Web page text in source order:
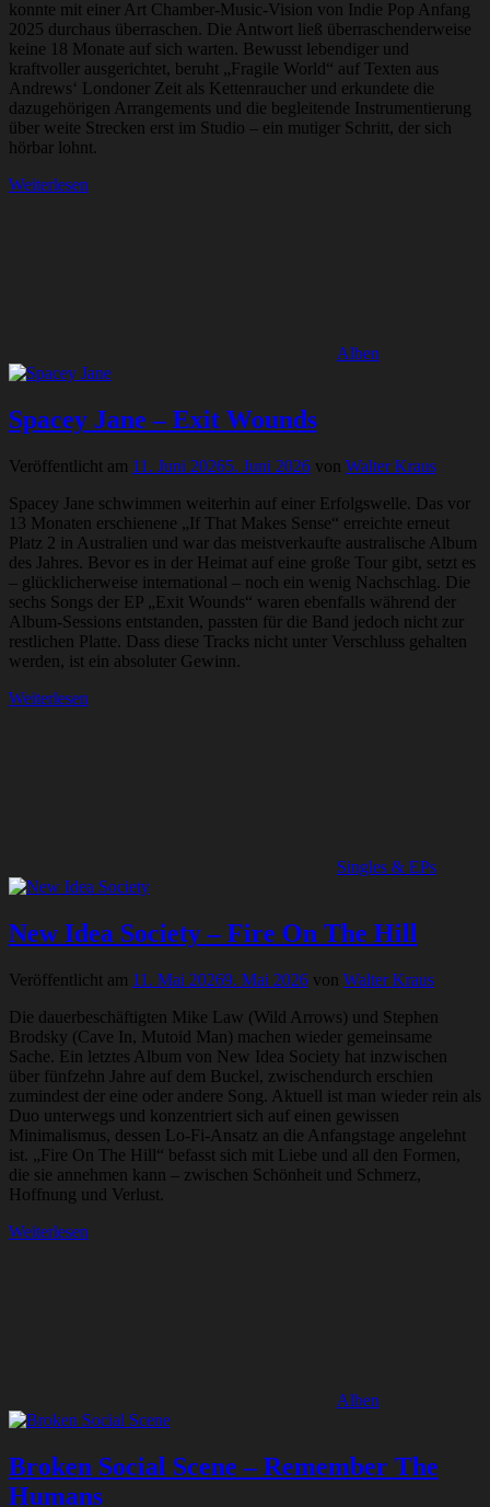
konnte mit einer Art Chamber-Music-Vision von Indie Pop Anfang
2025 durchaus überraschen. Die Antwort ließ überraschenderweise
keine 18 Monate auf sich warten. Bewusst lebendiger und
kraftvoller ausgerichtet, beruht „Fragile World“ auf Texten aus
Andrews‘ Londoner Zeit als Kettenraucher und erkundete die
dazugehörigen Arrangements und die begleitende Instrumentierung
über weite Strecken erst im Studio – ein mutiger Schritt, der sich
hörbar lohnt.
Weiterlesen
Alben
Spacey Jane – Exit Wounds
Veröffentlicht am 11. Juni 20265. Juni 2026 von Walter Kraus
Spacey Jane schwimmen weiterhin auf einer Erfolgswelle. Das vor
13 Monaten erschienene „If That Makes Sense“ erreichte erneut
Platz 2 in Australien und war das meistverkaufte australische Album
des Jahres. Bevor es in der Heimat auf eine große Tour gibt, setzt es
– glücklicherweise international – noch ein wenig Nachschlag. Die
sechs Songs der EP „Exit Wounds“ waren ebenfalls während der
Album-Sessions entstanden, passten für die Band jedoch nicht zur
restlichen Platte. Dass diese Tracks nicht unter Verschluss gehalten
werden, ist ein absoluter Gewinn.
Weiterlesen
Singles & EPs
New Idea Society – Fire On The Hill
Veröffentlicht am 11. Mai 20269. Mai 2026 von Walter Kraus
Die dauerbeschäftigten Mike Law (Wild Arrows) und Stephen
Brodsky (Cave In, Mutoid Man) machen wieder gemeinsame
Sache. Ein letztes Album von New Idea Society hat inzwischen
über fünfzehn Jahre auf dem Buckel, zwischendurch erschien
zumindest der eine oder andere Song. Aktuell ist man wieder rein als
Duo unterwegs und konzentriert sich auf einen gewissen
Minimalismus, dessen Lo-Fi-Ansatz an die Anfangstage angelehnt
ist. „Fire On The Hill“ befasst sich mit Liebe und all den Formen,
die sie annehmen kann – zwischen Schönheit und Schmerz,
Hoffnung und Verlust.
Weiterlesen
Alben
Broken Social Scene – Remember The
Humans